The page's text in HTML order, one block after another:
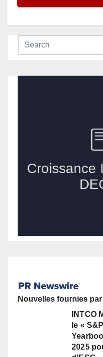
Nouvelles fournies
INTCO
le «
2025